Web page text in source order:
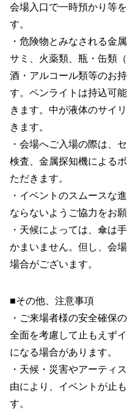
会場入口で一時預かり等
す。
・危険物とみなされる金
サミ、火薬類、瓶・缶類
酒・アルコール類等のお
す。ペンライトは持込可
きます。中が液体のサイ
きます。
・会場へご入場の際は、
検査、金属探知機による
ただきます。
・イベントのスムースな
ならないようご協力をお願
・天候によっては、傘は
かまいません。但し、会
場合がございます。
■その他、注意事項
・ご来場者様の安全確保
全面を考慮して止もえず
になる場合があります。
・天候・災害やアーティ
由により、イベントが止
す。